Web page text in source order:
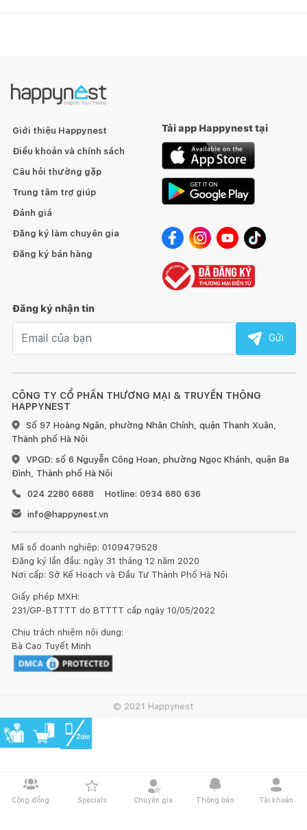
Cộng đồng Specials Chuyên gia Thông báo Tài khoản
CÔNG TY CỔ PHẦN THƯƠNG MẠI & TRUYỀN THÔNG
HAPPYNEST
Số 97 Hoàng Ngân, phường Nhân Chính, quận Thanh Xuân,
Thành phố Hà Nội
VPGD: số 6 Nguyễn Công Hoan, phường Ngọc Khánh, quận Ba
Đình, Thành phố Hà Nội
024 2280 6688
Hotline: 0934 680 636
info@happynest.vn
Mã số doanh nghiệp: 0109479528
Đăng ký lần đầu: ngày 31 tháng 12 năm 2020
Nơi cấp: Sở Kế Hoạch và Đầu Tư Thành Phố Hà Nội
Giấy phép MXH:
231/GP-BTTTT do BTTTT cấp ngày 10/05/2022
Chịu trách nhiệm nội dung:
Bà Cao Tuyết Minh
Giới thiệu Happynest
Điều khoản và chính sách
Câu hỏi thường gặp
Trung tâm trợ giúp
Đánh giá
Đăng ký làm chuyên gia
Đăng ký bán hàng
Tải app Happynest tại
Đăng ký nhận tin
Gửi
© 2021 Happynest